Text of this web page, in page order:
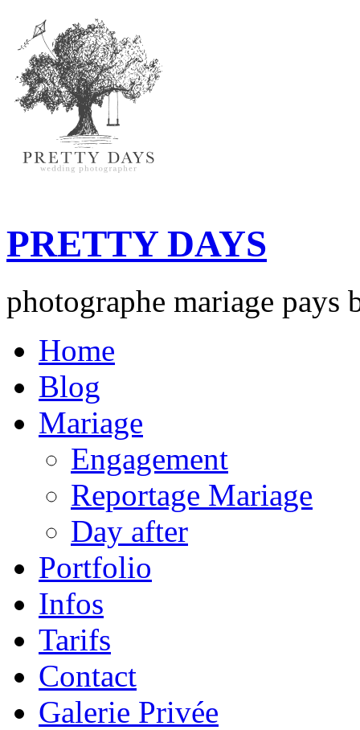
PRETTY DAYS
photographe mariage pays
Home
Blog
Mariage
Engagement
Reportage Mariage
Day after
Portfolio
Infos
Tarifs
Contact
Galerie Privée